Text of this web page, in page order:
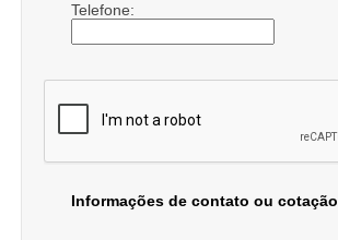
Telefone:
Informações de contato ou cotação